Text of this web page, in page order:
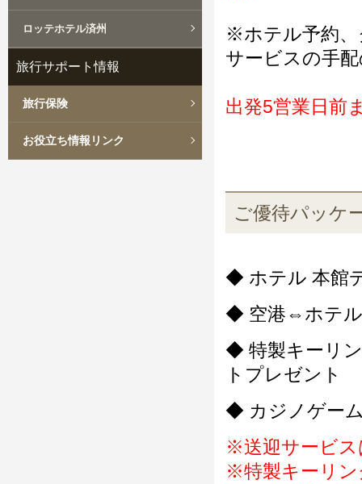
※ホテル予約、
サービスの手
出発5営業日前
ご優待パッケ
◆ ホテル 本館
◆ 空港⇔ホテル
◆ 特製キーリ
トプレゼント
◆ カジノゲー
※送迎サービス
※特製キーリン
ロッテホテル済州
旅行サポート情報
旅行保険
お役立ち情報リンク